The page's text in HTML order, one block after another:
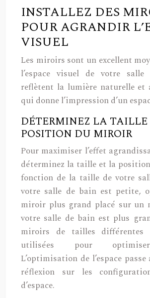
INSTALLEZ DES
POUR AGRANDIR
VISUEL
Les miroirs sont un excellent
l’espace visuel de votre
reflètent la lumière naturelle et
qui donne l’impression d’un
DÉTERMINEZ LA
POSITION DU MIROIR
Pour maximiser l’effet
déterminez la taille et la
fonction de la taille de votre
votre salle de bain est petite,
miroir plus grand placé sur un
votre salle de bain est plus
miroirs de tailles différentes
utilisées pour optimiser
L’optimisation de l’espace
réflexion sur les
d’espace.